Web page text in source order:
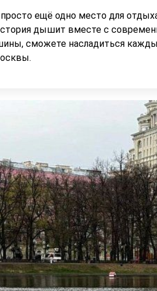
ещё одно место для
дышит вместе с
сможете насладиться